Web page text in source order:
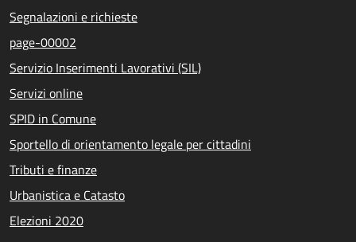
Segnalazioni e richieste
page-00002
Servizio Inserimenti Lavorativi (SIL)
Servizi online
SPID in Comune
Sportello di orientamento legale per cittadini
Tributi e finanze
Urbanistica e Catasto
Elezioni 2020